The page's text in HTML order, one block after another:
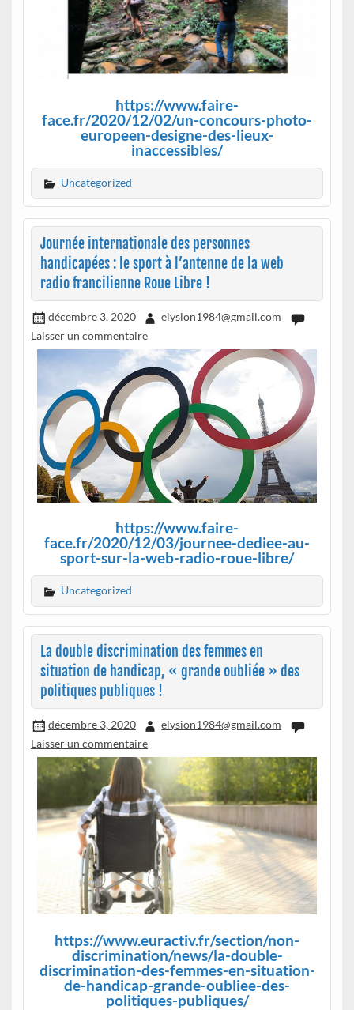
https://www.faire-
face.fr/2020/12/02/un-concours-photo-
europeen-designe-des-lieux-
inaccessibles/
Uncategorized
Journée internationale des personnes
handicapées : le sport à l’antenne de la web
radio francilienne Roue Libre !
décembre 3, 2020
elysion1984@gmail.com
Laisser un commentaire
https://www.faire-
face.fr/2020/12/03/journee-dediee-au-
sport-sur-la-web-radio-roue-libre/
Uncategorized
La double discrimination des femmes en
situation de handicap, « grande oubliée » des
politiques publiques !
décembre 3, 2020
elysion1984@gmail.com
Laisser un commentaire
https://www.euractiv.fr/section/non-
discrimination/news/la-double-
discrimination-des-femmes-en-situation-
de-handicap-grande-oubliee-des-
politiques-publiques/